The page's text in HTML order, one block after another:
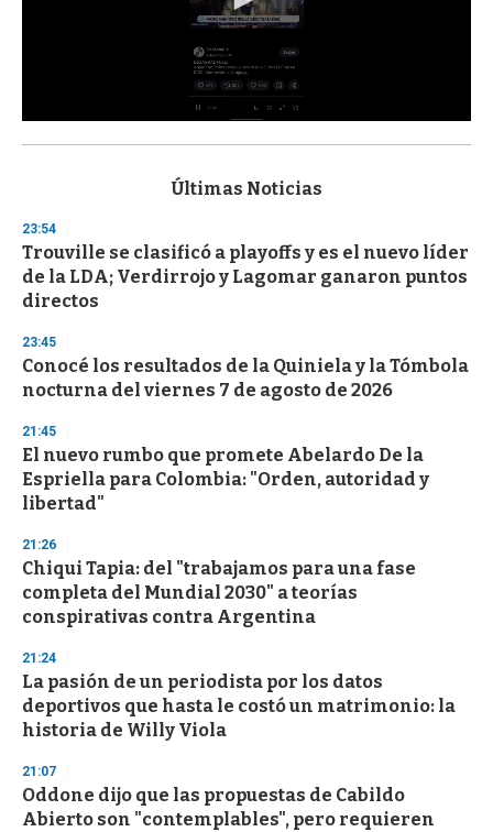
s
d
s
o
f
3
s
e
c
o
d
s
Últimas Noticias
23:54
Trouville se clasificó a playoffs y es el nuevo líder
de la LDA; Verdirrojo y Lagomar ganaron puntos
directos
23:45
Conocé los resultados de la Quiniela y la Tómbola
nocturna del viernes 7 de agosto de 2026
21:45
El nuevo rumbo que promete Abelardo De la
Espriella para Colombia: "Orden, autoridad y
libertad"
21:26
Chiqui Tapia: del "trabajamos para una fase
completa del Mundial 2030" a teorías
conspirativas contra Argentina
21:24
La pasión de un periodista por los datos
deportivos que hasta le costó un matrimonio: la
historia de Willy Viola
21:07
Oddone dijo que las propuestas de Cabildo
Abierto son "contemplables", pero requieren